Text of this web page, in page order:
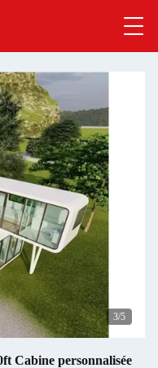
4/5
Cabine personnalisée